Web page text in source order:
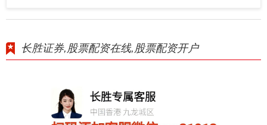
长胜证券,股票配资在线,股票配资开户